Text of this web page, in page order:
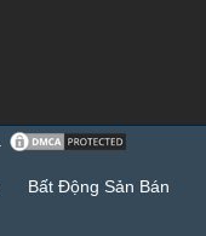
Bất Động Sản Bán